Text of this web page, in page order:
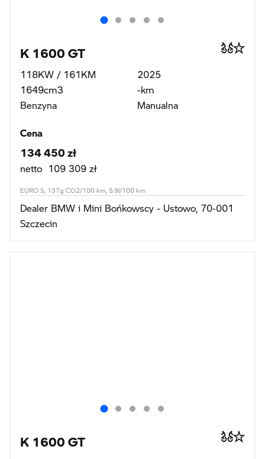
K 1600 GT
118KW / 161KM
1649cm3
Benzyna
2025
-km
Manualna
Cena
134 450 zł
netto 109 309 zł
EURO 5, 137g CO2/100 km, 5.9l/100 km
Dealer BMW i Mini Bońkowscy - Ustowo, 70-001
Szczecin
K 1600 GT